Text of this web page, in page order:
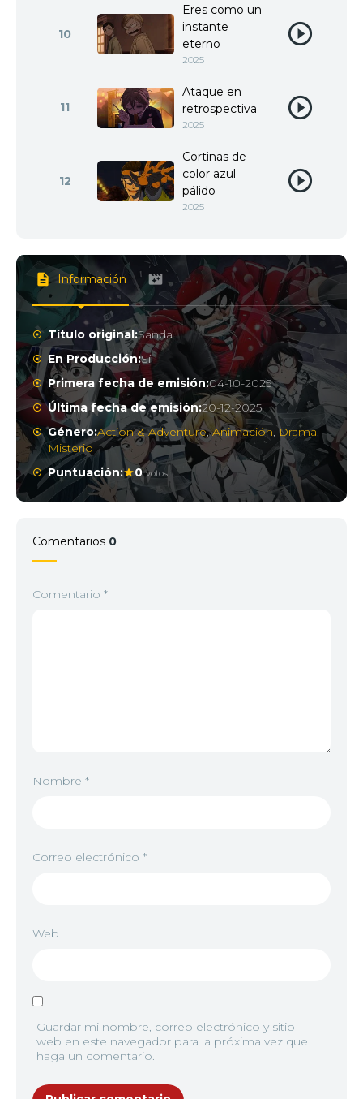
10
Eres como un
instante
eterno
2025
11
Ataque en
retrospectiva
2025
12
Cortinas de
color azul
pálido
2025
Información
Título original:Sanda
En Producción:Sí
Primera fecha de emisión:04-10-2025
Última fecha de emisión:20-12-2025
Género:Action & Adventure,Animación,Drama,
Misterio
Puntuación:
0 votos
Comentarios 0
Comentario *
Nombre *
Correo electrónico *
Web
Guardar mi nombre, correo electrónico y sitio
web en este navegador para la próxima vez que
haga un comentario.